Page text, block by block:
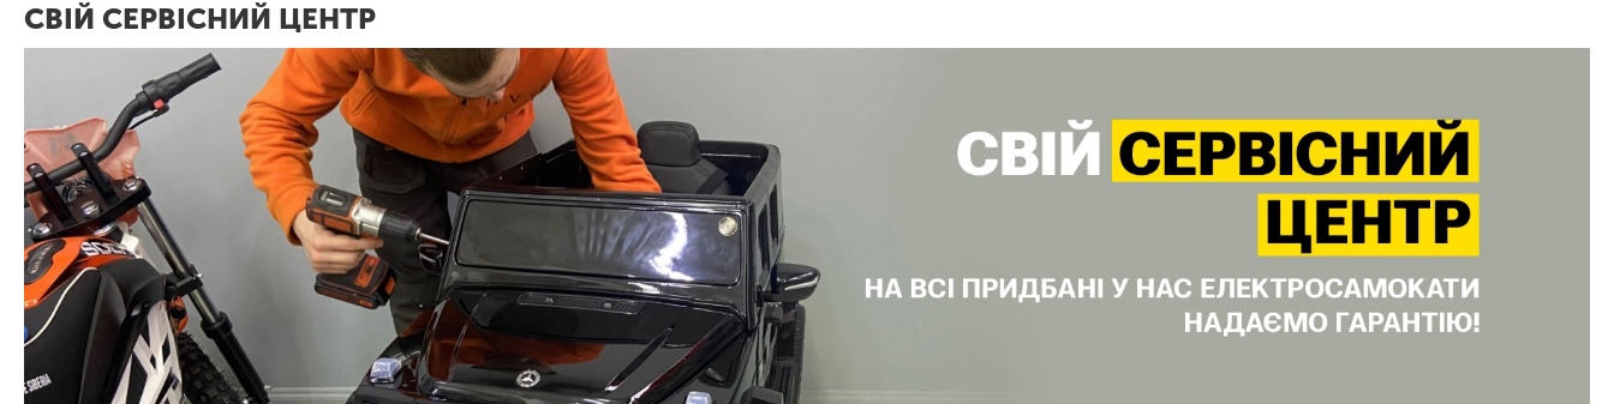
СВІЙ СЕРВІСНИЙ ЦЕНТР